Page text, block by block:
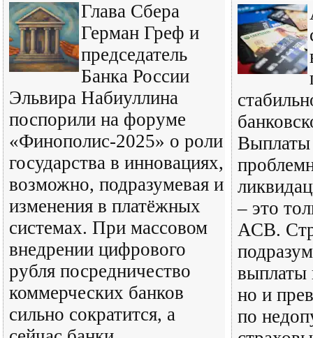
Глава Сбера
Герман Греф и
председатель
Банка России
Эльвира Набиуллина
поспорили на форуме
«Финополис-2025» о роли
государства в инновациях,
возможно, подразумевая и
изменения в платёжных
системах. При массовом
внедрении цифрового
рубля посредничество
коммерческих банков
сильно сократится, а
Выплаты
– это
АСВ.
выплаты
но и
по